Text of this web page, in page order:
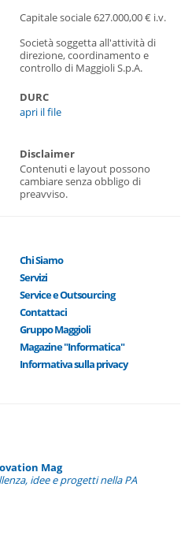
Capitale sociale 627.000,00 € i.v.
Società soggetta all'attività di
direzione, coordinamento e
controllo di Maggioli S.p.A.
DURC
apri il file
Disclaimer
Contenuti e layout possono
cambiare senza obbligo di
preavviso.
Chi Siamo
Servizi
Service e Outsourcing
Contattaci
Gruppo Maggioli
Magazine "Informatica"
Informativa sulla privacy
Mag
idee e progetti nella PA